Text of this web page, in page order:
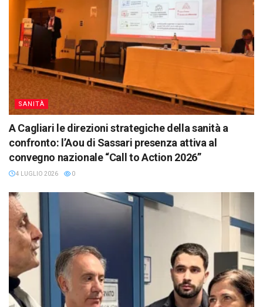
SANITÀ
A Cagliari le direzioni strategiche della sanità a
confronto: l’Aou di Sassari presenza attiva al
convegno nazionale “Call to Action 2026”
4 LUGLIO 2026 0